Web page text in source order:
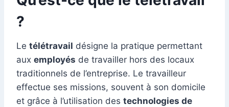
?
Le télétravail désigne la pratique permettant
aux employés de travailler hors des locaux
traditionnels de l’entreprise. Le travailleur
effectue ses missions, souvent à son domicile
et grâce à l’utilisation des technologies de